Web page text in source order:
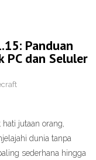
Panduan
PC dan Seluler
jutaan orang,
dunia tanpa
sederhana hingga